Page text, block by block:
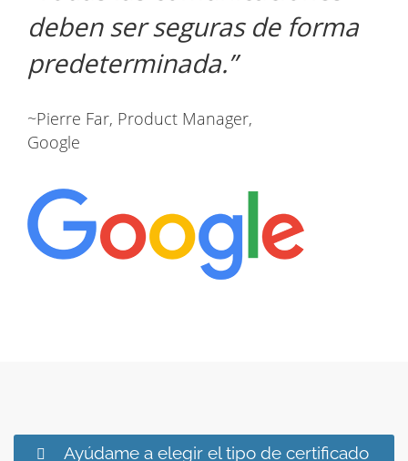
deben ser seguras de forma
predeterminada.
~Pierre Far, Product Manager,
Google
Ayúdame a elegir el tipo de certificado